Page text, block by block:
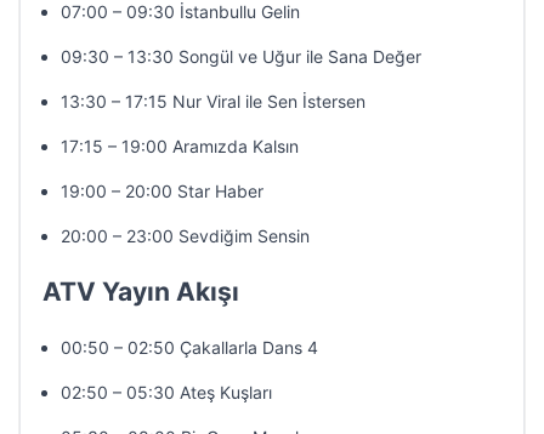
07:00 – 09:30 İstanbullu Gelin
09:30 – 13:30 Songül ve Uğur ile Sana Değer
13:30 – 17:15 Nur Viral ile Sen İstersen
17:15 – 19:00 Aramızda Kalsın
19:00 – 20:00 Star Haber
20:00 – 23:00 Sevdiğim Sensin
ATV Yayın Akışı
00:50 – 02:50 Çakallarla Dans 4
02:50 – 05:30 Ateş Kuşları